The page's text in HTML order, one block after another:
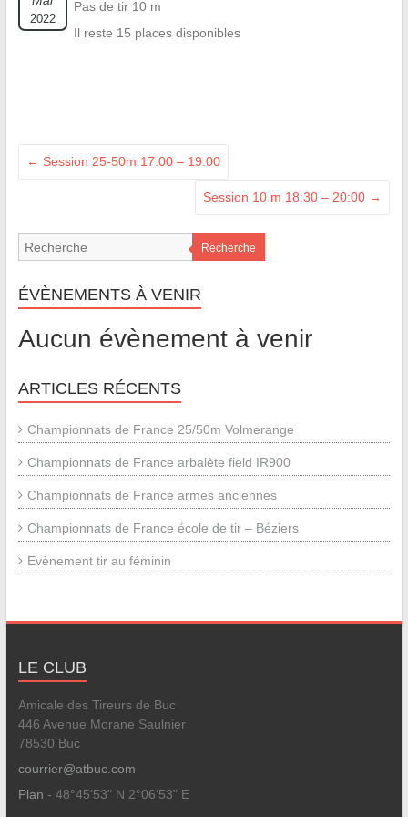
2022
Pas de tir 10 m
Il reste 15 places disponibles
← Session 25-50m 17:00 – 19:00
Session 10 m 18:30 – 20:00 →
Recherche
ÉVÈNEMENTS À VENIR
Aucun évènement à venir
ARTICLES RÉCENTS
Championnats de France 25/50m Volmerange
Championnats de France arbalète field IR900
Championnats de France armes anciennes
Championnats de France école de tir – Béziers
Evènement tir au féminin
LE CLUB
Amicale des Tireurs de Buc
446 Avenue Morane Saulnier
78530 Buc
courrier@atbuc.com
Plan - 48°45'53" N 2°06'53" E